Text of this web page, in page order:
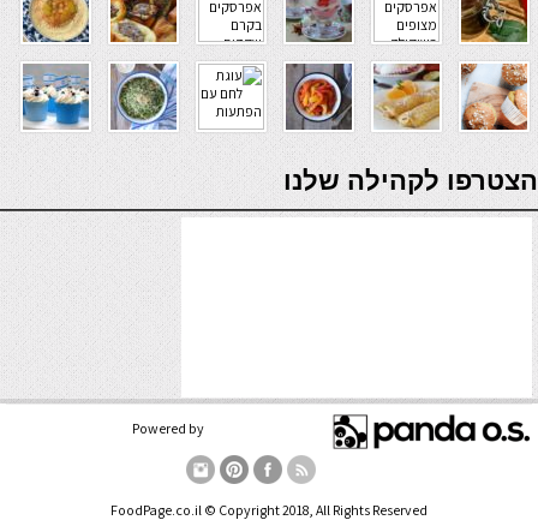
verde casino
הצטרפו לקהילה שלנו
Powered by
FoodPage.co.il © Copyright 2018, All Rights Reserved